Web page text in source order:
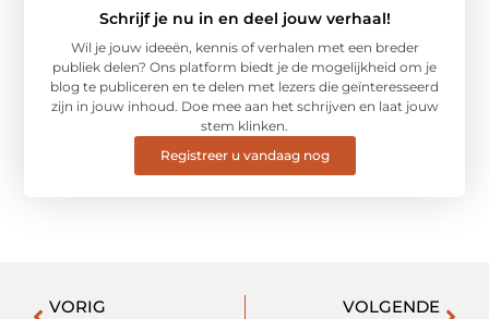
Schrijf je nu in en deel jouw verhaal!
Wil je jouw ideeën, kennis of verhalen met een breder
publiek delen? Ons platform biedt je de mogelijkheid om je
blog te publiceren en te delen met lezers die geïnteresseerd
zijn in jouw inhoud. Doe mee aan het schrijven en laat jouw
stem klinken.
Registreer u vandaag nog
VORIG VOLGENDE